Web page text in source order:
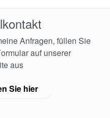
Anfragen, füllen Sie
auf unserer
aus
Sie hier